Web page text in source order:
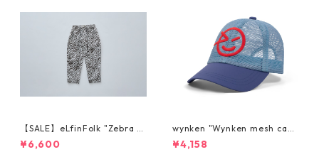
【SALE】eLfinFolk "Zebra P
ants" 110 125
¥6,600
wynken "Wynken mesh cap"
PALE BLUE
¥4,158